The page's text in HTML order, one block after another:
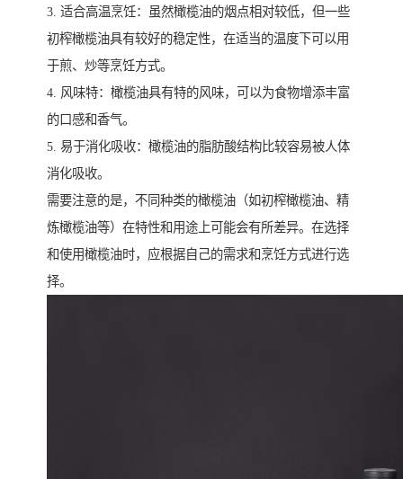
3. 适合高温烹饪：虽然橄榄油的烟点相对较低，但一些
初榨橄榄油具有较好的稳定性，在适当的温度下可以用
于煎、炒等烹饪方式。
4. 风味特：橄榄油具有特的风味，可以为食物增添丰富
的口感和香气。
5. 易于消化吸收：橄榄油的脂肪酸结构比较容易被人体
消化吸收。
需要注意的是，不同种类的橄榄油（如初榨橄榄油、精
炼橄榄油等）在特性和用途上可能会有所差异。在选择
和使用橄榄油时，应根据自己的需求和烹饪方式进行选
择。